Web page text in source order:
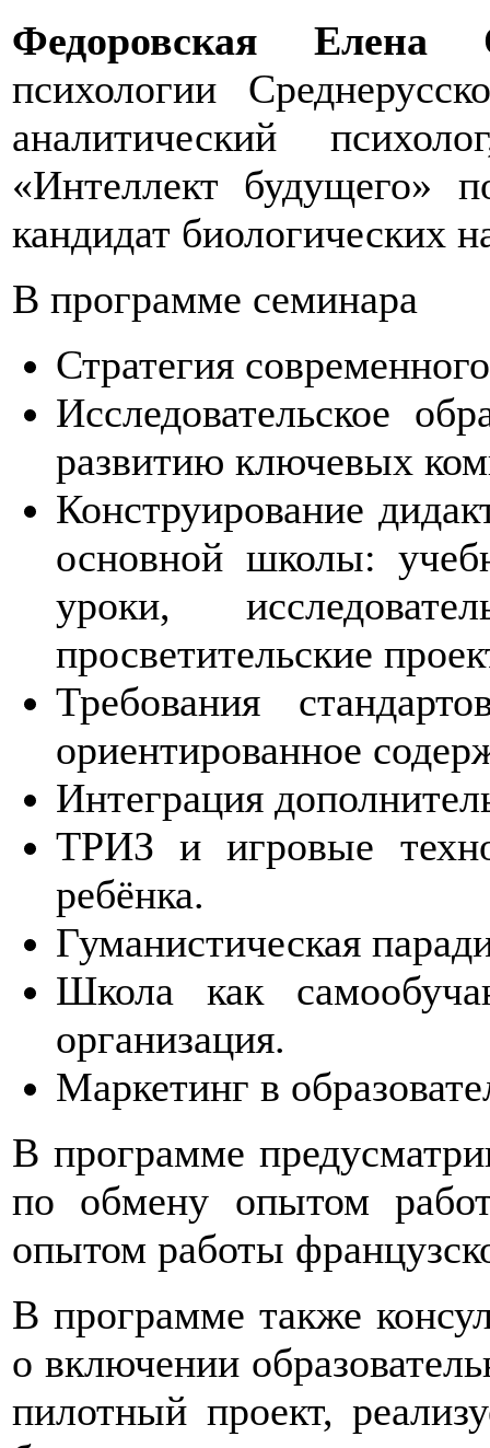
Федоровская
психологии
аналитический
«Интеллект будущего»
кандидат биологических
В программе семинара
Стратегия
Исследовательское
развитию ключевых
Конструирование
основной школы:
уроки,
просветительские
Требования
ориентированное
Интеграция
ТРИЗ и игровые
ребёнка.
Гуманистическая
Школа как
организация.
Маркетинг в
В программе
по обмену опытом
опытом работы
В программе также
о включении
пилотный проект,